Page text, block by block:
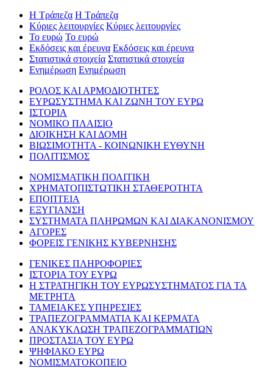
Η Τράπεζα Η Τράπεζα
Κύριες λειτουργίες Κύριες λειτουργίες
Το ευρώ Το ευρώ
Εκδόσεις και έρευνα Εκδόσεις και έρευνα
Στατιστικά στοιχεία Στατιστικά στοιχεία
Ενημέρωση Ενημέρωση
ΡΟΛΟΣ ΚΑΙ ΑΡΜΟΔΙΟΤΗΤΕΣ
ΕΥΡΩΣΥΣΤΗΜΑ ΚΑΙ ΖΩΝΗ ΤΟΥ ΕΥΡΩ
ΙΣΤΟΡΙΑ
ΝΟΜΙΚΟ ΠΛΑΙΣΙΟ
ΔΙΟΙΚΗΣΗ ΚΑΙ ΔΟΜΗ
ΒΙΩΣΙΜΟΤΗΤΑ - ΚΟΙΝΩΝΙΚΗ ΕΥΘΥΝΗ
ΠΟΛΙΤΙΣΜΟΣ
ΝΟΜΙΣΜΑΤΙΚΗ ΠΟΛΙΤΙΚΗ
ΧΡΗΜΑΤΟΠΙΣΤΩΤΙΚΗ ΣΤΑΘΕΡΟΤΗΤΑ
ΕΠΟΠΤΕΙΑ
ΕΞΥΓΙΑΝΣΗ
ΣΥΣΤΗΜΑΤΑ ΠΛΗΡΩΜΩΝ ΚΑΙ ΔΙΑΚΑΝΟΝΙΣΜΟΥ
ΑΓΟΡΕΣ
ΦΟΡΕΙΣ ΓΕΝΙΚΗΣ ΚΥΒΕΡΝΗΣΗΣ
ΓΕΝΙΚΕΣ ΠΛΗΡΟΦΟΡΙΕΣ
ΙΣΤΟΡΙΑ ΤΟΥ ΕΥΡΩ
Η ΣΤΡΑΤΗΓΙΚΗ ΤΟΥ ΕΥΡΩΣΥΣΤΗΜΑΤΟΣ ΓΙΑ ΤΑ
ΜΕΤΡΗΤΑ
ΤΑΜΕΙΑΚΕΣ ΥΠΗΡΕΣΙΕΣ
ΤΡΑΠΕΖΟΓΡΑΜΜΑΤΙΑ ΚΑΙ ΚΕΡΜΑΤΑ
ΑΝΑΚΥΚΛΩΣΗ ΤΡΑΠΕΖΟΓΡΑΜΜΑΤΙΩΝ
ΠΡΟΣΤΑΣΙΑ ΤΟΥ ΕΥΡΩ
ΨΗΦΙΑΚΟ ΕΥΡΩ
ΝΟΜΙΣΜΑΤΟΚΟΠΕΙΟ